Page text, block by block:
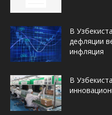
В
дефляции
инфляция
В